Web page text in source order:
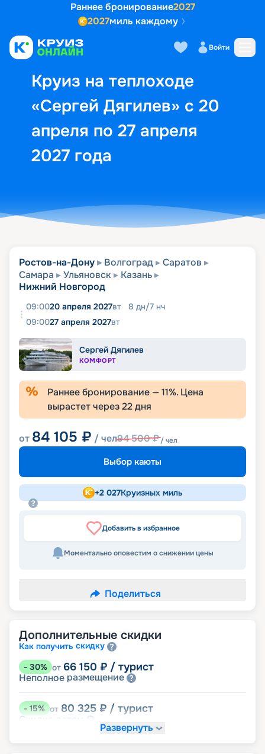
Раннее бронирование2027
2027миль каждому
Войти
Круиз на теплоходе
«Сергей Дягилев» с 20
апреля по 27 апреля
2027 года
Выбор кают Маршрут и
Ростов-на-Дону Волгоград
Саратов
Самара
Ульяновск
Казань
Нижний Новгород
09:0020 апреля 2027вт 8 дн/7 нч
09:0027 апреля 2027вт
Сергей Дягилев
КОМФОРТ
Раннее бронирование —11%. Цена
вырастет через22дня
от 84 105 ₽ / чел94 500₽/ чел
Выбор каюты
+2 027Круизных миль
Добавить в избранное
Моментально оповестим о снижении цены
Поделиться
Дополнительные скидки
Как получить скидку
- 30% от 66 150 ₽ / турист
Неполное размещение
-15% от 80 325 ₽ / турист
Скидка
Развернуть